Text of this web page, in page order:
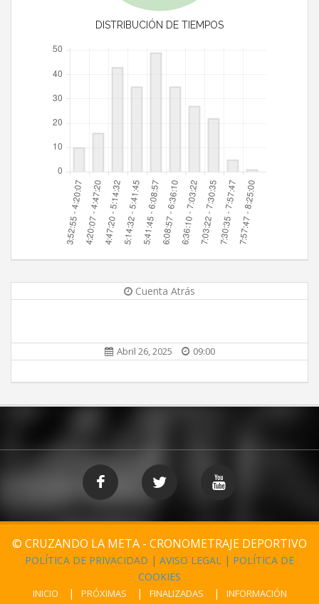
DISTRIBUCIÓN DE TIEMPOS
Cuenta Atrás
Abril 26, 2025 09:00
© CRUZANDO LA META - CRONOMETRAJE DEPORTIVO
POLÍTICA DE PRIVACIDAD | AVISO LEGAL | POLÍTICA DE
COOKIES
INICIO PRÓXIMAS FINALIZADAS INFORMACIÓN